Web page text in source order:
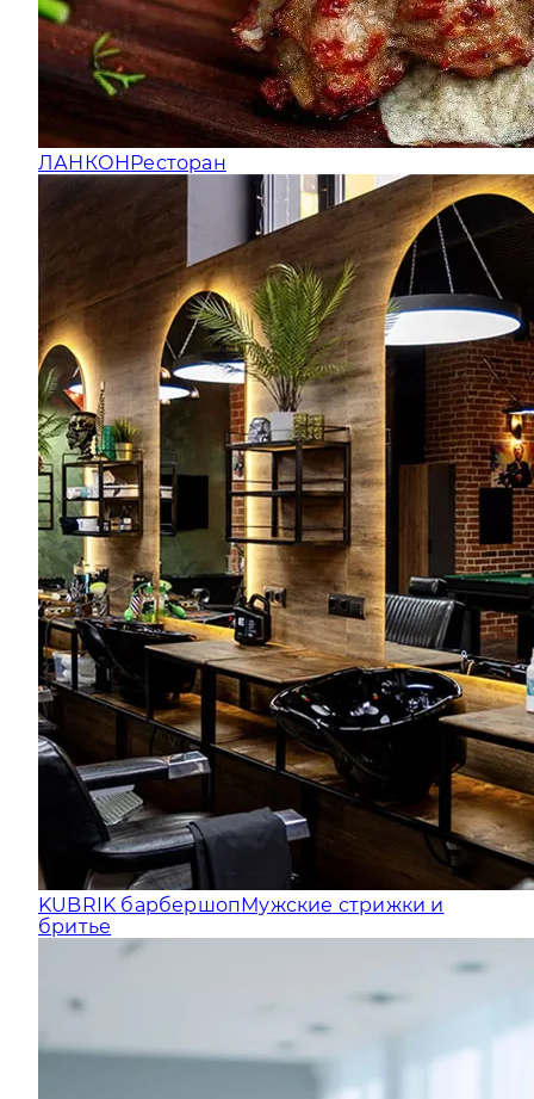
ЛАНКОНРесторан
KUBRIK барбершопМужские стрижки и
бритье